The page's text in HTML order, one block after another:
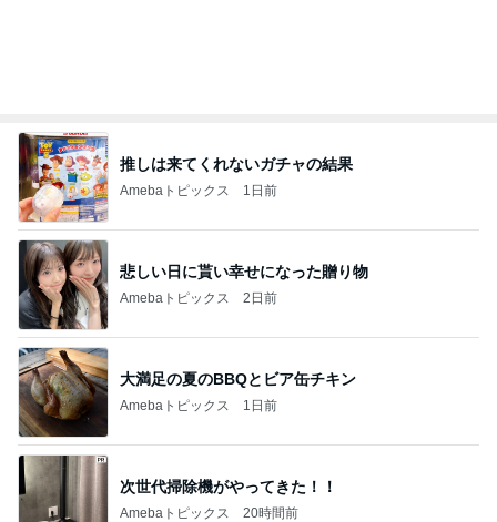
推しは来てくれないガチャの結果
Amebaトピックス 1日前
悲しい日に貰い幸せになった贈り物
Amebaトピックス 2日前
大満足の夏のBBQとビア缶チキン
Amebaトピックス 1日前
次世代掃除機がやってきた！！
Amebaトピックス 20時間前